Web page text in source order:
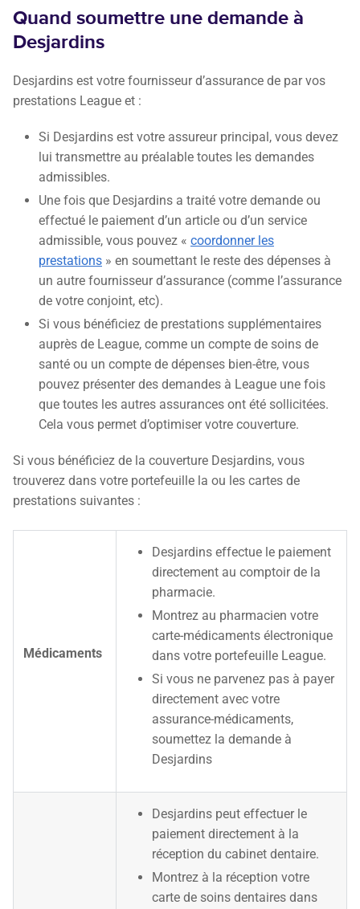
Quand soumettre une demande à
Desjardins
Desjardins est votre fournisseur d’assurance de par vos
prestations League et :
Si Desjardins est votre assureur principal, vous devez
lui transmettre au préalable toutes les demandes
admissibles.
Une fois que Desjardins a traité votre demande ou
effectué le paiement d’un article ou d’un service
admissible, vous pouvez « coordonner les
prestations » en soumettant le reste des dépenses à
un autre fournisseur d’assurance (comme l’assurance
de votre conjoint, etc).
Si vous bénéficiez de prestations supplémentaires
auprès de League, comme un compte de soins de
santé ou un compte de dépenses bien-être, vous
pouvez présenter des demandes à League une fois
que toutes les autres assurances ont été sollicitées.
Cela vous permet d’optimiser votre couverture.
Si vous bénéficiez de la couverture Desjardins, vous
trouverez dans votre portefeuille la ou les cartes de
prestations suivantes :
Médicaments
Desjardins effectue le paiement
directement au comptoir de la
pharmacie.
Montrez au pharmacien votre
carte-médicaments électronique
dans votre portefeuille League.
Si vous ne parvenez pas à payer
directement avec votre
assurance-médicaments,
soumettez la demande à
Desjardins
Desjardins peut effectuer le
paiement directement à la
réception du cabinet dentaire.
Montrez à la réception votre
carte de soins dentaires dans